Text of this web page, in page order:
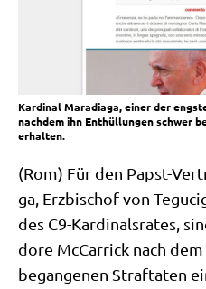
Kardinal Maradiaga, einer der
nachdem ihn Enthüllungen schwer
erhalten.
(Rom) Für den Papst-
ga, Erz­bi­schof von
des C9-Kar­di­nals­ra­tes,
do­re McCar­ri­ck nach
began­ge­nen Straf­ta­ten